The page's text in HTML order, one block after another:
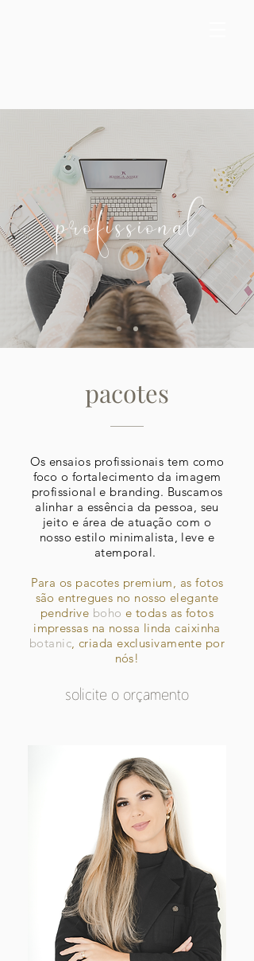
profissional
pacotes
Os ensaios profissionais tem como
foco o fortalecimento da imagem
profissional e branding. Buscamos
alinhar a essência da pessoa, seu
jeito e área de atuação com o
nosso estilo minimalista, leve e
atemporal.
Para os pacotes premium, as fotos
são entregues no nosso elegante
pendrive boho e todas as fotos
impressas na nossa linda caixinha
botanic, criada exclusivamente por
nós!
solicite o orçamento